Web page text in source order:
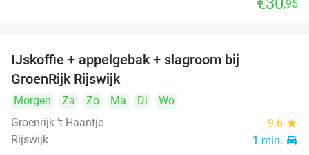
,95
IJskoffie + appelgebak + slagroom bij
GroenRijk Rijswijk
Morgen Za Zo Ma Di
Wo
Groenrijk 't Haantje
9.6 star
Rijswijk 1 min. directions_car